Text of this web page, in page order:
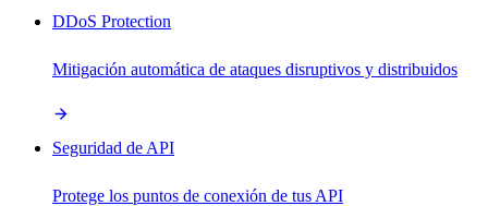
DDoS Protection
Mitigación automática de ataques disruptivos y distribuidos
Seguridad de API
Protege los puntos de conexión de tus API